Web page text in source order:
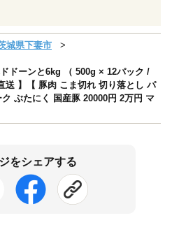
城県下妻市
ドーンと6kg （ 500g × 12パック /
送 】【 豚肉 こま切れ 切り落とし パ
ぶたにく 国産豚 20000円 2万円 マ
をシェアする